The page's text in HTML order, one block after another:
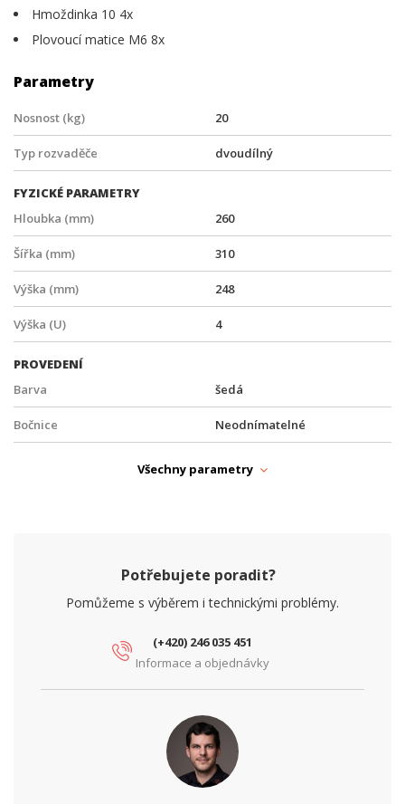
Hmoždinka 10 4x
Plovoucí matice M6 8x
Parametry
Nosnost (kg) 20
Typ rozvaděče dvoudílný
FYZICKÉ PARAMETRY
Hloubka (mm)
260
Šířka (mm) 310
Výška (mm) 248
Výška (U) 4
PROVEDENÍ
Barva
šedá
Bočnice Neodnímatelné
Rozteč (") 10"
Všechny parametry
Potřebujete poradit?
Pomůžeme s výběrem i technickými problémy.
(+420) 246 035 451
Informace a objednávky